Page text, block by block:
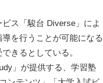
ス「駿台 Diverse」によ
を行うことが可能になる
きるとしている。
」が提供する、学習塾